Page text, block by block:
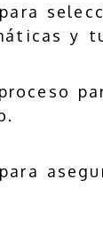
y